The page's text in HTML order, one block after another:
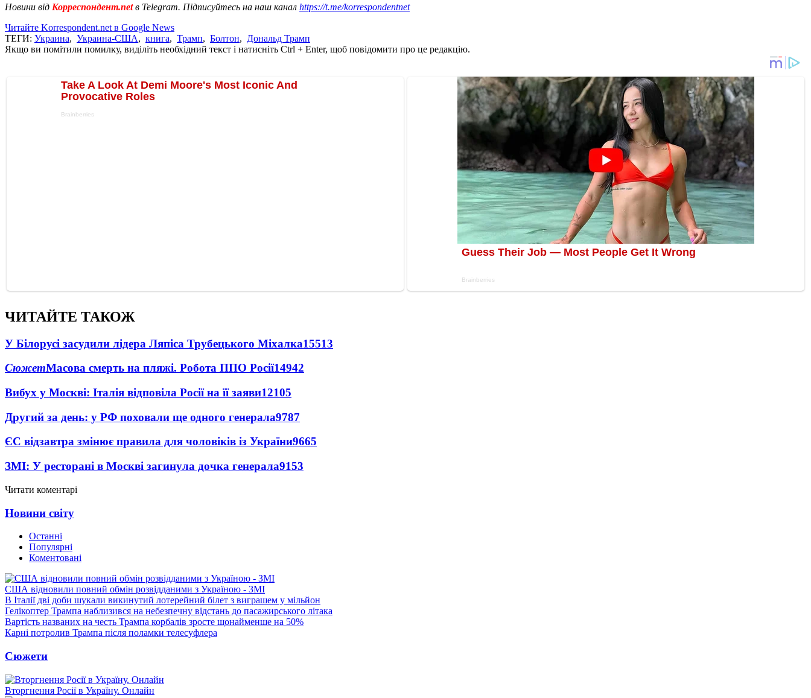
Новини від Корреспондент.netв Telegram. Підписуйтесь на наш канал https://t.me/korrespondentnet
Читайте Korrespondent.net в Google News
ТЕГИ: Украина, Украина-США, книга, Трамп, Болтон, Дональд Трамп
Якщо ви помітили помилку, виділіть необхідний текст і натисніть Ctrl + Enter, щоб повідомити про це редакцію.
ЧИТАЙТЕ ТАКОЖ
У Білорусі засудили лідера Ляпіса Трубецького Міхалка15513
СюжетМасова смерть на пляжі. Робота ППО Росії14942
Вибух у Москві: Італія відповіла Росії на її заяви12105
Другий за день: у РФ поховали ще одного генерала9787
ЄС відзавтра змінює правила для чоловіків із України9665
ЗМІ: У ресторані в Москві загинула дочка генерала9153
Читати коментарі
Новини світу
Останні
Популярні
Коментовані
США відновили повний обмін розвідданими з Україною - ЗМІ
В Італії дві доби шукали викинутий лотерейний білет з виграшем у мільйон
Гелікоптер Трампа наблизився на небезпечну відстань до пасажирського літака
Вартість названих на честь Трампа корбалів зросте щонайменше на 50%
Карні потролив Трампа після поламки телесуфлера
Сюжети
Вторгнення Росії в Україну. Онлайн